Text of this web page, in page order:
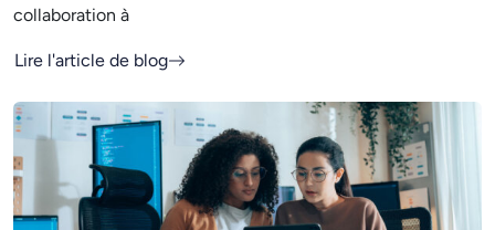
collaboration à
Lire l'article de blog